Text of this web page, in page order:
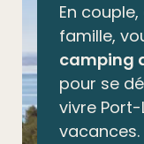
En
famille,
camping
pour se
vivre
vacances.